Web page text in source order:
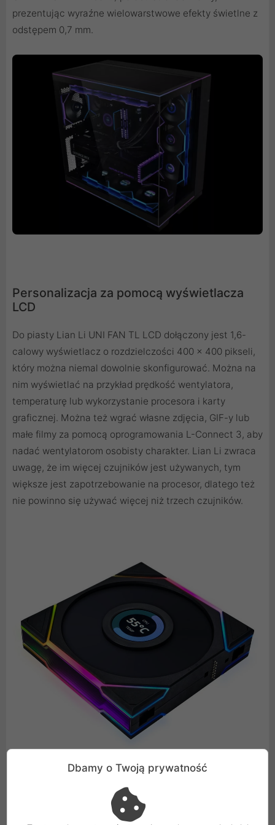
prezentując wyraźne wielowarstwowe efekty świetlne z
odstępem 0,7 mm.
Personalizacja za pomocą wyświetlacza
LCD
Do piasty Lian Li UNI FAN TL LCD dołączony jest 1,6-
calowy wyświetlacz o rozdzielczości 400 x 400 pikseli,
który można niemal dowolnie skonfigurować. Można na
nim wyświetlać na przykład prędkość wentylatora,
temperaturę lub wykorzystanie procesora i karty
graficznej. Można też wgrać własne zdjęcia, GIF-y lub
małe filmy za pomocą oprogramowania L-Connect 3, aby
nadać wentylatorom osobisty charakter. Lian Li zwraca
uwagę, że im więcej czujników jest używanych, tym
większe jest zapotrzebowanie na procesor, dlatego też
nie powinno się używać więcej niż trzech czujników.
Imponujące wartości wydajności
Dbamy o Twoją prywatność